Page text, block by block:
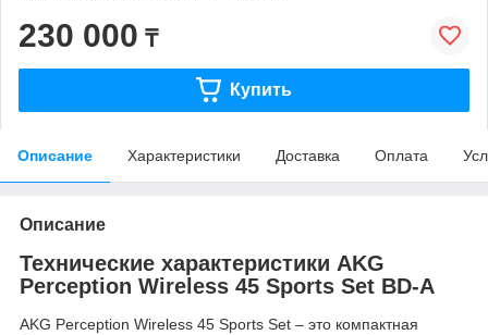
230 000 ₸
Купить
Описание Характеристики Доставка Оплата
Описание
Технические характеристики AKG
Perception Wireless 45 Sports Set BD-A
AKG Perception Wireless 45 Sports Set – это компактная